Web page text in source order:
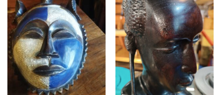
RUPTURE DE STOCK RUPTURE DE STOCK